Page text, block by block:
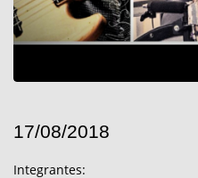
17/08/2018
Integrantes: